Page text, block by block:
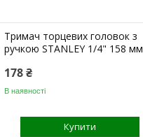
Тримач торцевих головок з
ручкою STANLEY 1/4" 158 мм
178 ₴
В наявності
Купити